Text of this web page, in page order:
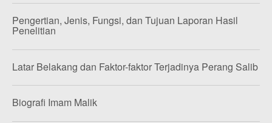
Pengertian, Jenis, Fungsi, dan Tujuan Laporan Hasil
Penelitian
Latar Belakang dan Faktor-faktor Terjadinya Perang Salib
Biografi Imam Malik